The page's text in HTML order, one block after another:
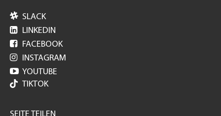
 SLACK
 LINKEDIN
 FACEBOOK
 INSTAGRAM
 YOUTUBE
TIKTOK
SEITE TEILEN